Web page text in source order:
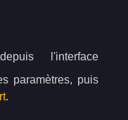
l'interface
paramètres, puis
.